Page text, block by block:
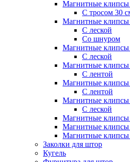
Магнитные
С тросом 30
Магнитные
С леской
Со шнуром
Магнитные
С леской
Магнитные
С лентой
Магнитные
С лентой
Магнитные
С леской
Магнитные
Магнитные
Магнитные клипсы
Заколки для штор
Кугель